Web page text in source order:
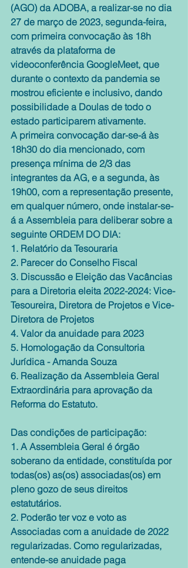
(AGO) da ADOBA, a realizar-se no dia
27 de março de 2023, segunda-feira,
com primeira convocação às 18h
através da plataforma de
videoconferência GoogleMeet, que
durante o contexto da pandemia se
mostrou eficiente e inclusivo, dando
possibilidade a Doulas de todo o
estado participarem ativamente.
A primeira convocação dar-se-á às
18h30 do dia mencionado, com
presença mínima de 2/3 das
integrantes da AG, e a segunda, às
19h00, com a representação presente,
em qualquer número, onde instalar-se-
á a Assembleia para deliberar sobre a
seguinte ORDEM DO DIA:
1. Relatório da Tesouraria
2. Parecer do Conselho Fiscal
3. Discussão e Eleição das Vacâncias
para a Diretoria eleita 2022-2024: Vice-
Tesoureira, Diretora de Projetos e Vice-
Diretora de Projetos
4. Valor da anuidade para 2023
5. Homologação da Consultoria
Jurídica - Amanda Souza
6. Realização da Assembleia Geral
Extraordinária para aprovação da
Reforma do Estatuto.
Das condições de participação:
1. A Assembleia Geral é órgão
soberano da entidade, constituída por
todas(os) as(os) associadas(os) em
pleno gozo de seus direitos
estatutários.
2. Poderão ter voz e voto as
Associadas com a anuidade de 2022
regularizadas. Como regularizadas,
entende-se anuidade paga